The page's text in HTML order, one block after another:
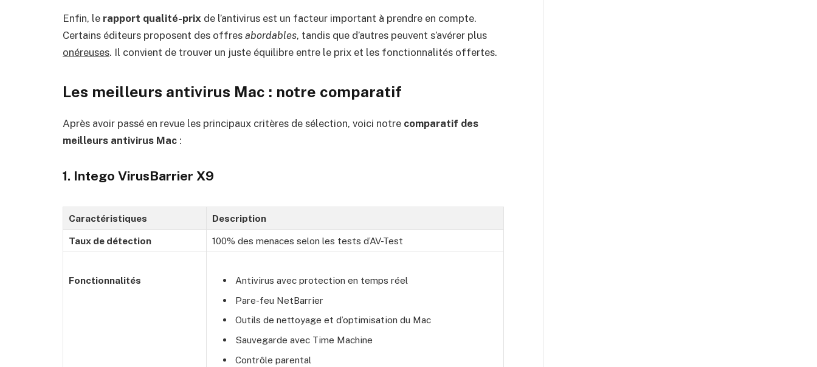
Enfin, le rapport qualité-prix de l’antivirus est un facteur important à prendre en compte.
Certains éditeurs proposent des offres abordables, tandis que d’autres peuvent s’avérer plus
onéreuses. Il convient de trouver un juste équilibre entre le prix et les fonctionnalités offertes.
Les meilleurs antivirus Mac : notre comparatif
Après avoir passé en revue les principaux critères de sélection, voici notre comparatif des
meilleurs antivirus Mac :
1. Intego VirusBarrier X9
Caractéristiques Description
Taux de détection 100% des menaces selon les tests d’AV-Test
Fonctionnalités
Antivirus avec protection en temps réel
Pare-feu NetBarrier
Outils de nettoyage et d’optimisation du Mac
Sauvegarde avec Time Machine
Contrôle parental